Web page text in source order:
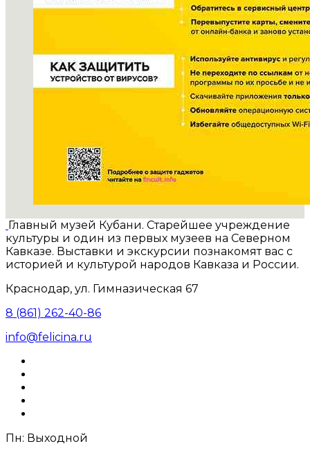
Главный музей Кубани. Старейшее учреждение
культуры и один из первых музеев на Северном
Кавказе. Выставки и экскурсии познакомят вас с
историей и культурой народов Кавказа и России.
Краснодар, ул. Гимназическая 67
8 (861) 262-40-86
info@felicina.ru
Пн: Выходной